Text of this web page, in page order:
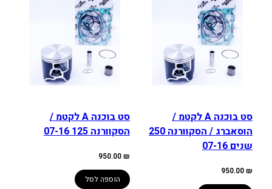
סט בוכנה A לקטמ /
הוסאברג / הסקוורנה 250
שנים 07-16
950.00₪
סט בוכנה A לקטמ /
הסקוורנה 125 07-16
950.00₪
הוספה לסל